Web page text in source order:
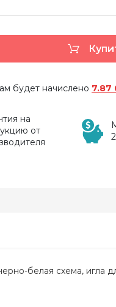
будет начислено 7.87
на
от
белая схема, игла